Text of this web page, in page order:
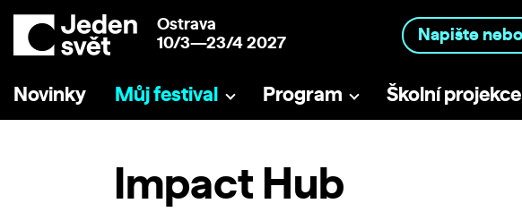
Ostrava
10/3—23/4 2027
Novinky Můj festival Program Školní projekce
Impact Hub